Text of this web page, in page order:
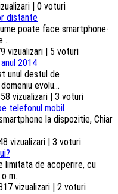
| 0 voturi
distante
poate face smartphone-
...
vizualizari | 5 voturi
2014
unul destul de
evolu...
vizualizari | 3 voturi
telefonul mobil
la dispozitie, Chiar
vizualizari | 3 voturi
limitata de acoperire, cu
m...
vizualizari | 2 voturi